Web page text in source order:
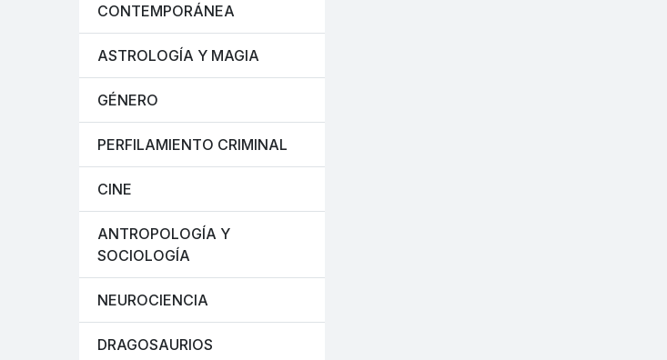
CONTEMPORÁNEA
ASTROLOGÍA Y MAGIA
GÉNERO
PERFILAMIENTO CRIMINAL
CINE
ANTROPOLOGÍA Y
SOCIOLOGÍA
NEUROCIENCIA
DRAGOSAURIOS